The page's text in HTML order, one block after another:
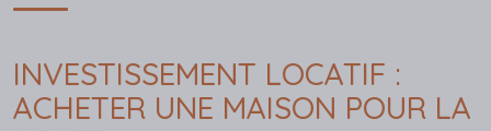
INVESTISSEMENT LOCATIF :
ACHETER UNE MAISON POUR LA